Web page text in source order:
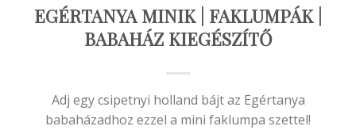
EGÉRTANYA MINIK | FAKLUMPÁK |
BABAHÁZ KIEGÉSZÍTŐ
Adj egy csipetnyi holland bájt az Egértanya
babaházadhoz ezzel a mini faklumpa szettel!